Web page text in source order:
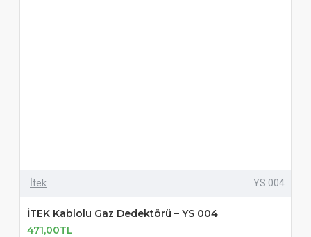
İtek YS 004
İTEK Kablolu Gaz Dedektörü – YS 004
471,00TL